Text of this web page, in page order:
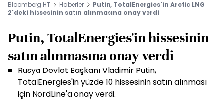
Bloomberg HT Haberler
Putin, TotalEnergies'in Arctic LNG
2'deki hissesinin satın alınmasına onay verdi
Putin, TotalEnergies'in hissesinin
satın alınmasına onay verdi
Rusya Devlet Başkanı Vladimir Putin,
TotalEnergies'in yüzde 10 hissesinin satın alınması
için NordLine'a onay verdi.